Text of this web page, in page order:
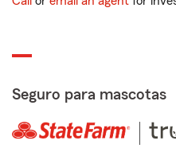
Seguro para mascotas